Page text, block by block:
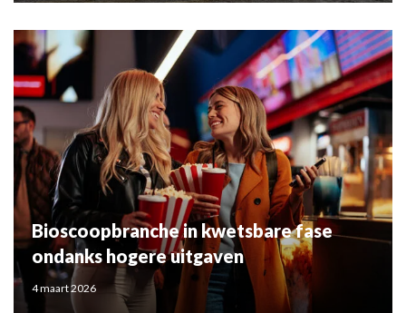
Bioscoopbranche in kwetsbare fase
ondanks hogere uitgaven
4 maart 2026